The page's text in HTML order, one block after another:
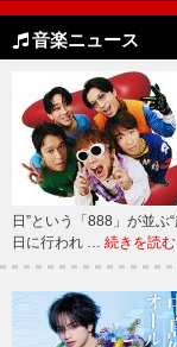
音楽ニュース
日”という「888」が並ぶ
日に行われ … 続きを読む